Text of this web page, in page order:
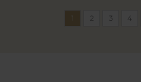
1 2 3 4